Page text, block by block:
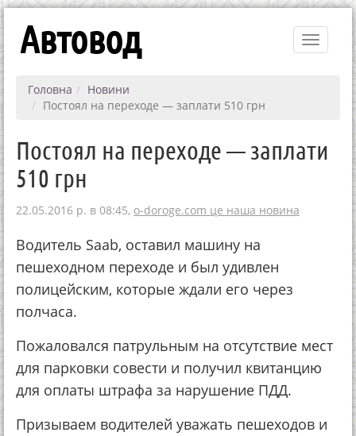
Toggle
Автовод
Головна
Новини
Постоял на переходе — заплати 510 грн
Постоял на переходе — заплати
510 грн
22.05.2016 р. в 08:45, o-doroge.com це наша новина
Водитель Saab, оставил машину на
пешеходном переходе и был удивлен
полицейским, которые ждали его через
полчаса.
Пожаловался патрульным на отсутствие мест
для парковки совести и получил квитанцию
для оплаты штрафа за нарушение ПДД.
Призываем водителей уважать пешеходов и